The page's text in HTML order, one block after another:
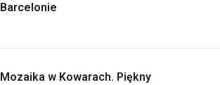
Barcelonie
Mozaika w Kowarach. Piękny